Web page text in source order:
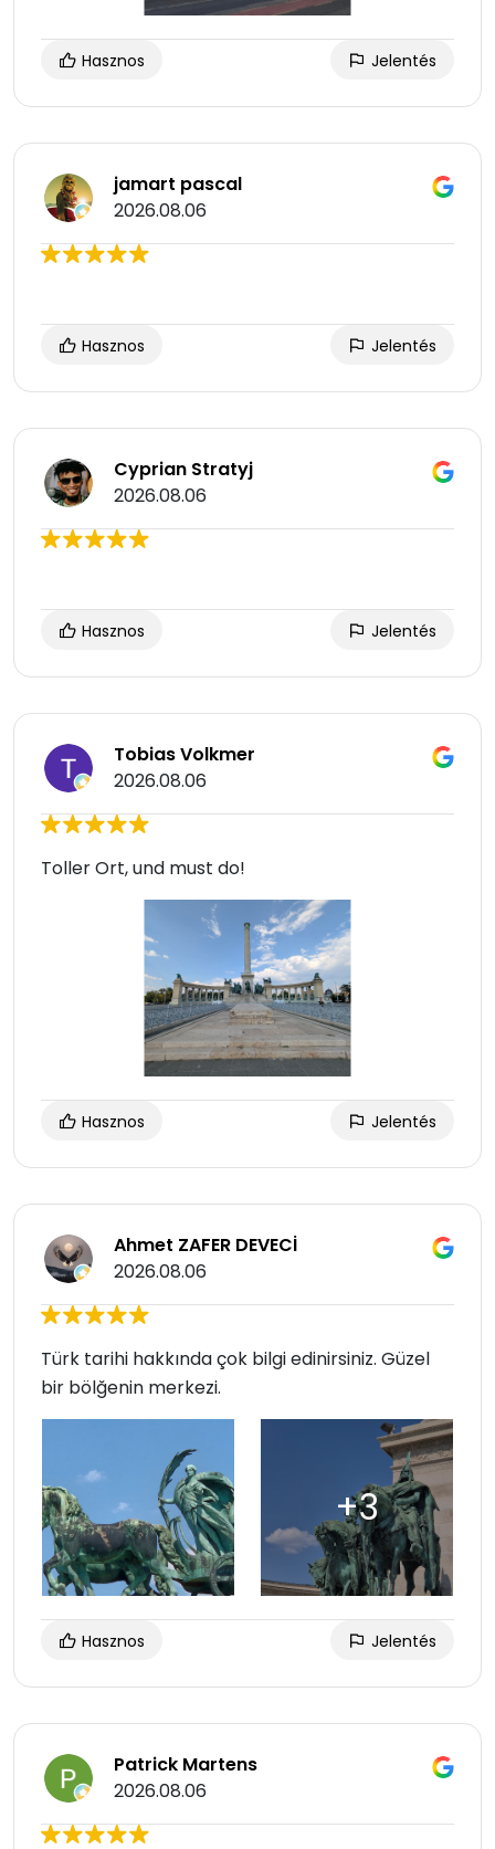
Hasznos Jelentés
jamart pascal
2026.08.06
Hasznos Jelentés
Cyprian Stratyj
2026.08.06
Hasznos Jelentés
Tobias Volkmer
2026.08.06
Toller Ort, und must do!
Hasznos Jelentés
Ahmet ZAFER DEVECİ
2026.08.06
Türk tarihi hakkında çok bilgi edinirsiniz. Güzel
bir bölğenin merkezi.
Hasznos Jelentés
Patrick Martens
2026.08.06